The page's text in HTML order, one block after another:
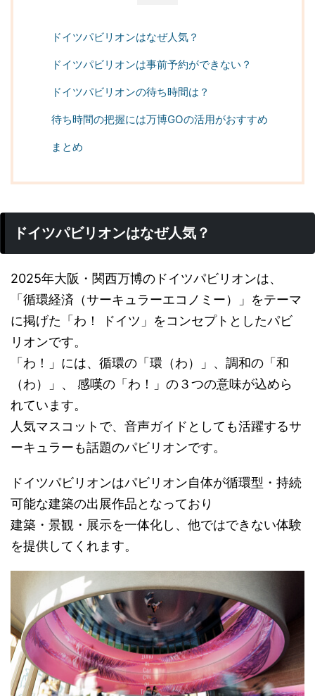
ドイツパビリオンはなぜ人気？
ドイツパビリオンは事前予約ができない？
ドイツパビリオンの待ち時間は？
待ち時間の把握には万博GOの活用がおすすめ
まとめ
ドイツパビリオンはなぜ人気？
2025年大阪・関西万博のドイツパビリオンは、
「循環経済（サーキュラーエコノミー）」をテーマ
に掲げた「わ！ ドイツ」をコンセプトとしたパビ
リオンです。
「わ！」には、循環の「環（わ）」、調和の「和
（わ）」、 感嘆の「わ！」の３つの意味が込めら
れています。
人気マスコットで、音声ガイドとしても活躍するサ
ーキュラーも話題のパビリオンです。
ドイツパビリオンはパビリオン自体が循環型・持続
可能な建築の出展作品となっており
建築・景観・展示を一体化し、他ではできない体験
を提供してくれます。